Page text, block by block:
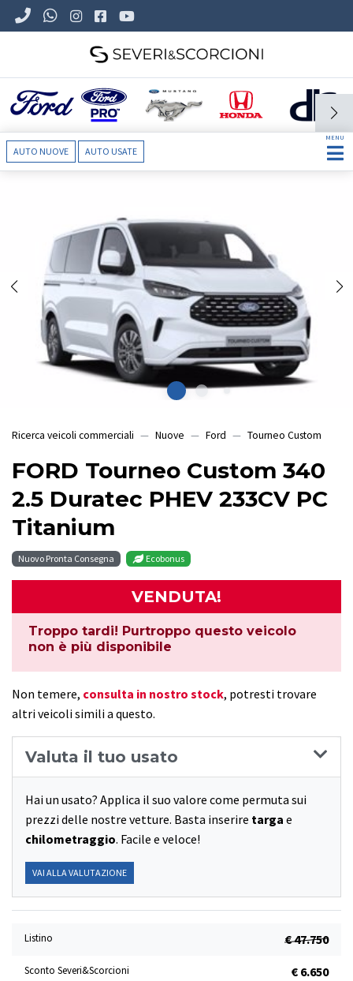
AUTO NUOVE AUTO USATE
MENU
Ricerca veicoli commerciali Nuove Ford Tourneo Custom
FORD Tourneo Custom 340
2.5 Duratec PHEV 233CV PC
Titanium
Nuovo Pronta Consegna Ecobonus
VENDUTA!
Troppo tardi! Purtroppo questo veicolo
non è più disponibile
Non temere, consulta in nostro stock, potresti trovare
altri veicoli simili a questo.
Valuta il tuo usato
Hai un usato? Applica il suo valore come permuta sui
prezzi delle nostre vetture. Basta inserire targa e
chilometraggio. Facile e veloce!
VAI ALLA VALUTAZIONE
Listino € 47.750
Sconto Severi&Scorcioni € 6.650